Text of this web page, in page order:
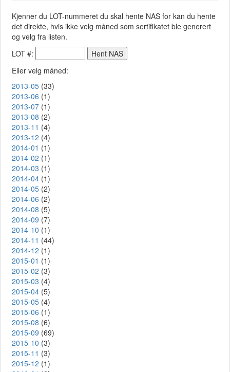
Kjenner du LOT-nummeret du skal hente NAS for kan du hente
det direkte, hvis ikke velg måned som sertifikatet ble generert
og velg fra listen.
LOT #:
Eller velg måned:
2013-05 (33)
2013-06 (1)
2013-07 (1)
2013-08 (2)
2013-11 (4)
2013-12 (4)
2014-01 (1)
2014-02 (1)
2014-03 (1)
2014-04 (1)
2014-05 (2)
2014-06 (2)
2014-08 (5)
2014-09 (7)
2014-10 (1)
2014-11 (44)
2014-12 (1)
2015-01 (1)
2015-02 (3)
2015-03 (4)
2015-04 (5)
2015-05 (4)
2015-06 (1)
2015-08 (6)
2015-09 (69)
2015-10 (3)
2015-11 (3)
2015-12 (1)